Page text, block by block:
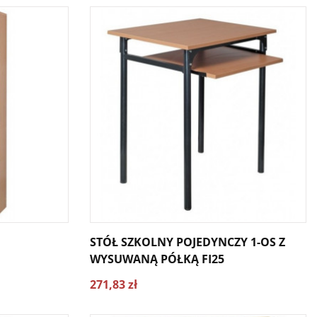
STÓŁ SZKOLNY POJEDYNCZY 1-OS Z
WYSUWANĄ PÓŁKĄ FI25
271,83 zł